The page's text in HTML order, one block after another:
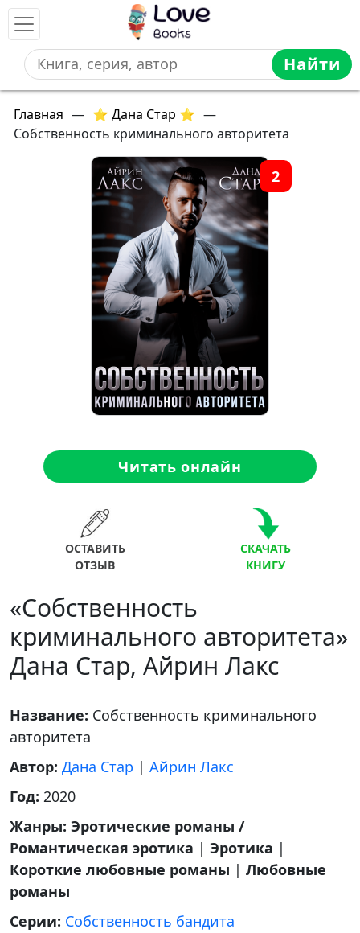
Найти
Главная — ⭐ Дана Стар ⭐ —
Собственность криминального авторитета
2
Читать онлайн
ОСТАВИТЬ
ОТЗЫВ
СКАЧАТЬ
КНИГУ
«Собственность
криминального авторитета»
Дана Стар, Айрин Лакс
Название: Собственность криминального
авторитета
Автор: Дана Стар | Айрин Лакс
Год: 2020
Жанры: Эротические романы /
Романтическая эротика | Эротика |
Короткие любовные романы | Любовные
романы
Серии: Собственность бандита